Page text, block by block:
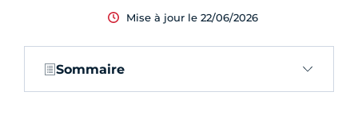
Mise à jour le 22/06/2026
Sommaire